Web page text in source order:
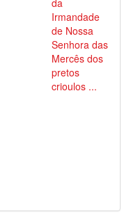
da
Irmandade
de Nossa
Senhora das
Mercês dos
pretos
crioulos ...